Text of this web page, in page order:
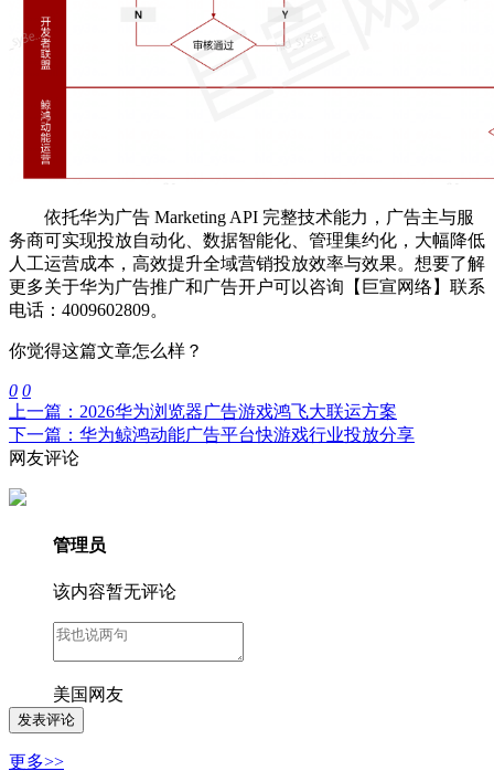
依托华为广告 Marketing API 完整技术能力，广告主与服
务商可实现投放自动化、数据智能化、管理集约化，大幅降低
人工运营成本，高效提升全域营销投放效率与效果。 想要了解
更多关于华为广告推广和广告开户可以咨询【巨宣网络】联系
电话：4009602809。
你觉得这篇文章怎么样？
0 0
上一篇：2026华为浏览器广告游戏鸿飞大联运方案
下一篇：华为鲸鸿动能广告平台快游戏行业投放分享
网友评论
管理员
该内容暂无评论
美国网友
更多>>